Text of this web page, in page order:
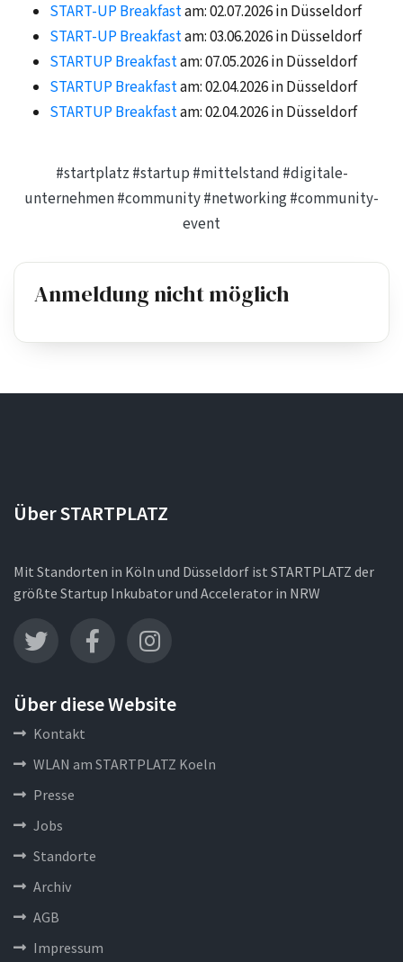
START-UP Breakfastam: 02.07.2026 in Düsseldorf
START-UP Breakfastam: 03.06.2026 in Düsseldorf
STARTUP Breakfastam: 07.05.2026 in Düsseldorf
STARTUP Breakfastam: 02.04.2026 in Düsseldorf
STARTUP Breakfastam: 02.04.2026 in Düsseldorf
#startplatz #startup #mittelstand #digitale-
unternehmen#community#networking#community-
event
Anmeldung nicht möglich
Über STARTPLATZ
Mit Standorten in Köln und Düsseldorf ist STARTPLATZ der
größte Startup Inkubator und Accelerator in NRW
Über diese Website
Kontakt
WLAN am STARTPLATZ Koeln
Presse
Jobs
Standorte
Archiv
AGB
Impressum